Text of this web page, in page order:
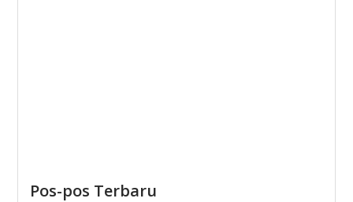
Pos-pos Terbaru